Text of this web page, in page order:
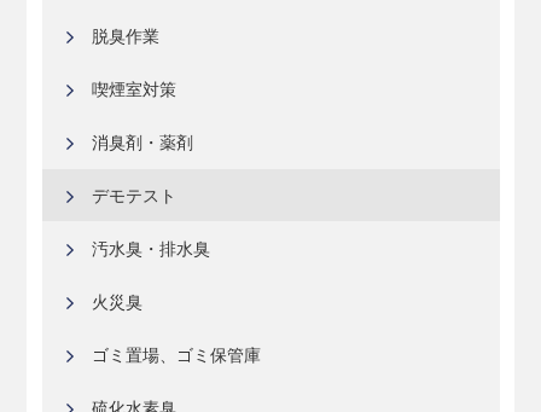
脱臭作業
喫煙室対策
消臭剤・薬剤
デモテスト
汚水臭・排水臭
火災臭
ゴミ置場、ゴミ保管庫